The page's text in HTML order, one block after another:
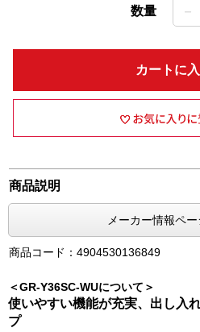
数量 －
カートに
商品説明
メーカー情報ペ
商品コード：4904530136849
＜GR-Y36SC-WUについて＞
使いやすい機能が充実、出し入
プ